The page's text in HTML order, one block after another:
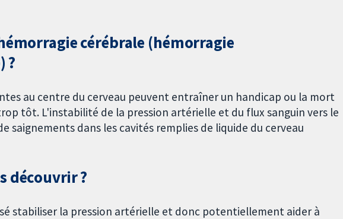
cérébrale (hémorragie
?
au centre du cerveau peuvent entraîner un handicap ou la mort
tôt. L'instabilité de la pression artérielle et du flux sanguin vers le
saignements dans les cavités remplies de liquide du cerveau
découvrir ?
stabiliser la pression artérielle et donc potentiellement aider à